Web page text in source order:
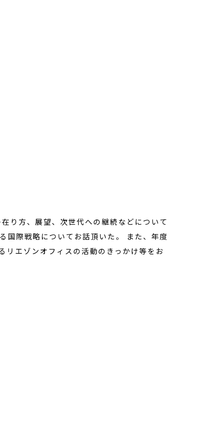
り方、展望、次世代への継続などについて
国際戦略についてお話頂いた。 また、年度
リエゾンオフィスの活動のきっかけ等をお